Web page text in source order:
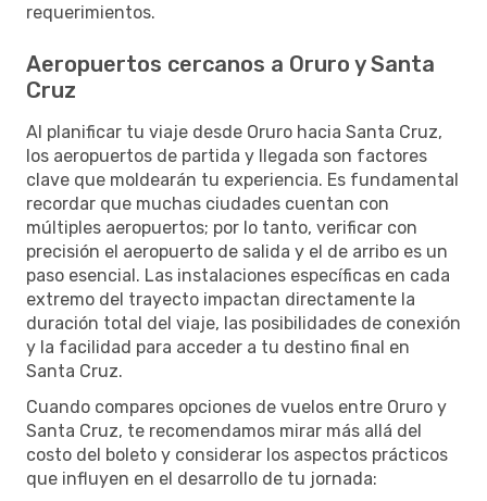
requerimientos.
Aeropuertos cercanos a Oruro y Santa
Cruz
Al planificar tu viaje desde Oruro hacia Santa Cruz,
los aeropuertos de partida y llegada son factores
clave que moldearán tu experiencia. Es fundamental
recordar que muchas ciudades cuentan con
múltiples aeropuertos; por lo tanto, verificar con
precisión el aeropuerto de salida y el de arribo es un
paso esencial. Las instalaciones específicas en cada
extremo del trayecto impactan directamente la
duración total del viaje, las posibilidades de conexión
y la facilidad para acceder a tu destino final en
Santa Cruz.
Cuando compares opciones de vuelos entre Oruro y
Santa Cruz, te recomendamos mirar más allá del
costo del boleto y considerar los aspectos prácticos
que influyen en el desarrollo de tu jornada: